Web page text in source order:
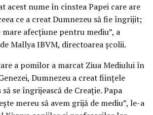
acest nume în cinstea Papei care are
ce a creat Dumnezeu să fie îngrijit;
mare afecțiune pentru mediu”, a
Mallya IBVM, directoarea școlii.
a pomilor a marcat Ziua Mediului în
Dumnezeu a creat ființele
se îngrijească de Creație. Papa
mereu să avem grijă de mediu”, le-a